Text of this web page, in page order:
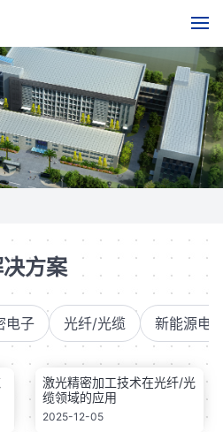
方案
电子 光纤/光缆 新能源电
激光精密加工技术在光纤/光
缆领域的应用
2025-12-05